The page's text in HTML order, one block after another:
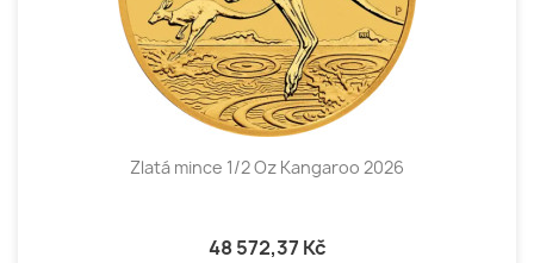
Zlatá mince 1/2 Oz Kangaroo 2026
48 572,37 Kč